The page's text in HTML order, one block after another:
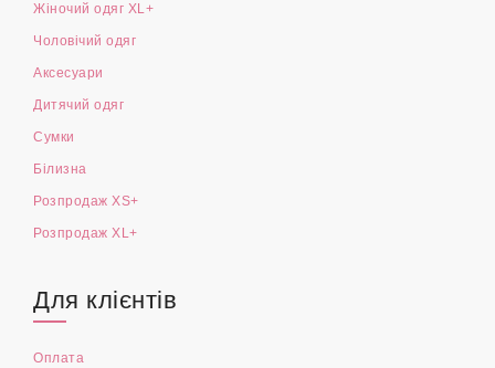
Жіночий одяг XL+
Чоловічий одяг
Аксесуари
Дитячий одяг
Сумки
Білизна
Розпродаж XS+
Розпродаж XL+
Для клієнтів
Оплата